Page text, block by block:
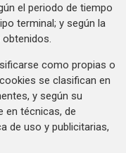
el periodo de tiempo
terminal; y según la
como propias o
se clasifican en
y según su
en técnicas, de
de uso y publicitarias,